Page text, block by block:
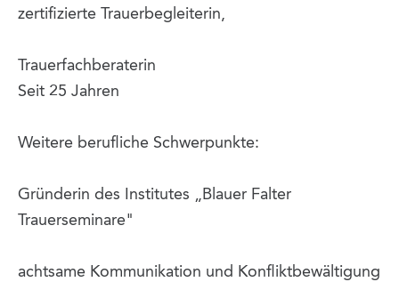
zertifizierte Trauerbegleiterin,
Trauerfachberaterin
Seit 25 Jahren
Weitere berufliche Schwerpunkte:
Gründerin des Institutes „Blauer Falter
Trauerseminare"
achtsame Kommunikation und Konfliktbewältigung